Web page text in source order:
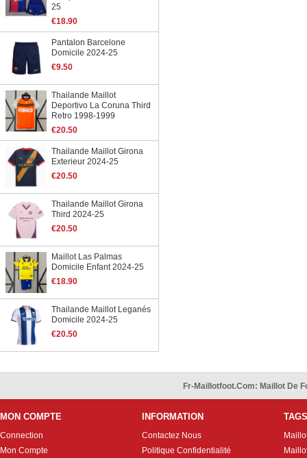
25
€18.90
Pantalon Barcelone
Domicile 2024-25
€9.50
Thailande Maillot
Deportivo La Coruna Third
Retro 1998-1999
€20.50
Thailande Maillot Girona
Exterieur 2024-25
€20.50
Thailande Maillot Girona
Third 2024-25
€20.50
Maillot Las Palmas
Domicile Enfant 2024-25
€18.90
Thailande Maillot Leganés
Domicile 2024-25
€20.50
Fr-Maillotfoot.com: Maillot De
MON COMPTE
Connection
Mon Compte
INFORMATION
Contactez Nous
Politique Confidentialité
TAGS